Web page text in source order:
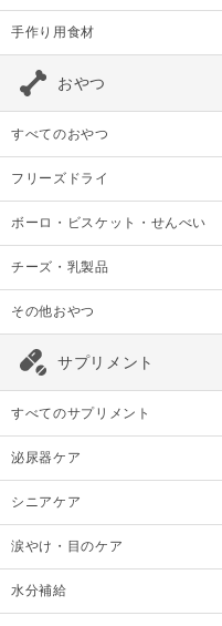
手作り用食材
おやつ
すべてのおやつ
フリーズドライ
ボーロ・ビスケット・せんべい
チーズ・乳製品
その他おやつ
サプリメント
すべてのサプリメント
泌尿器ケア
シニアケア
涙やけ・目のケア
水分補給